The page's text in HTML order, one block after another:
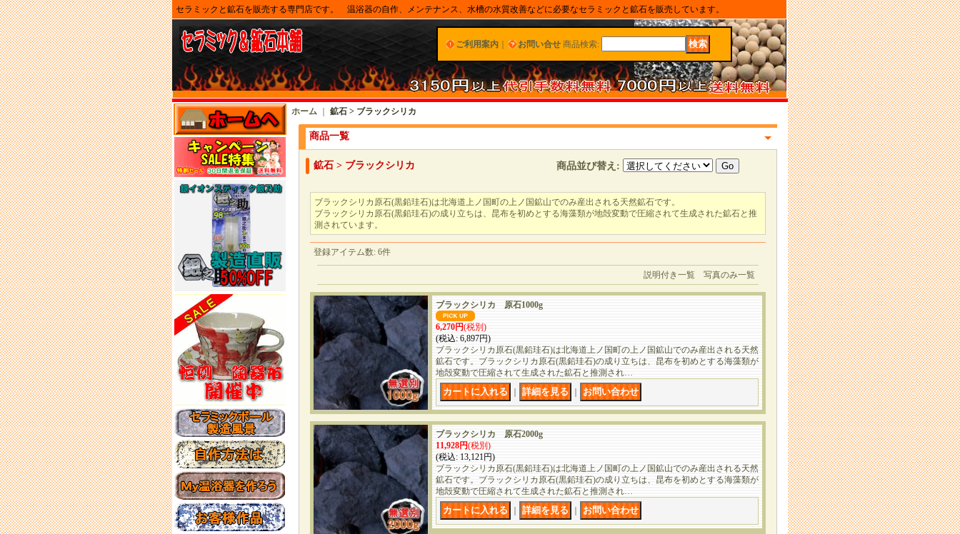
セラミックと鉱石を販売する専門店です。 温浴器の自作、メンテナンス、水槽の水質改善などに必要なセラミックと鉱石を販売しています。
ご利用案内 お問い合せ 商品検索:
ホーム 鉱石 > ブラックシリカ
商品一覧
鉱石 > ブラックシリカ 商品並び替え :
ブラックシリカ原石(黒鉛珪石)は北海道上ノ国町の上ノ国鉱山でのみ産出される天然鉱石です。
ブラックシリカ原石(黒鉛珪石)の成り立ちは、昆布を初めとする海藻類が地殻変動で圧縮されて生成された鉱石と推
測されています。
登録アイテム数: 6件
説明付き一覧 写真のみ一覧
ブラックシリカ 原石1000g
6,270円(税別)
(税込: 6,897円)
ブラックシリカ原石(黒鉛珪石)は北海道上ノ国町の上ノ国鉱山でのみ産出される天然
鉱石です。ブラックシリカ原石(黒鉛珪石)の成り立ちは、昆布を初めとする海藻類が
地殻変動で圧縮されて生成された鉱石と推測され…
ブラックシリカ 原石2000g
11,928円(税別)
(税込: 13,121円)
ブラックシリカ原石(黒鉛珪石)は北海道上ノ国町の上ノ国鉱山でのみ産出される天然
鉱石です。ブラックシリカ原石(黒鉛珪石)の成り立ちは、昆布を初めとする海藻類が
地殻変動で圧縮されて生成された鉱石と推測され…